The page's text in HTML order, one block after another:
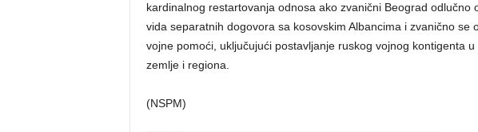
kardinalnog restartovanja odnosa ako zvanični Beograd odlučno
vida separatnih dogovora sa kosovskim Albancima i zvanično se
vojne pomoći, uključujući postavljanje ruskog vojnog kontigenta
zemlje i regiona.
(NSPM)